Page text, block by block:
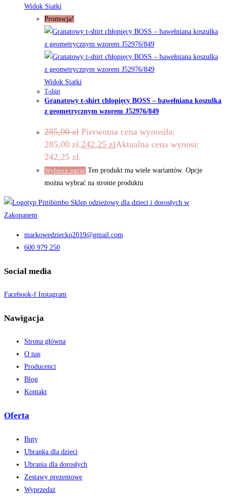
Widok Siatki
Promocja!
Widok Siatki
T-shirt
Granatowy t-shirt chłopięcy BOSS – bawełniana koszulka
z geometrycznym wzorem J52976/849
285,00zł Pierwotna cena wynosiła:
285,00 zł.242,25 złAktualna cena wynosi:
242,25 zł.
Wybierz opcje Ten produkt ma wiele wariantów. Opcje
można wybrać na stronie produktu
markowedziecko2019@gmail.com
600 979 250
Social media
Facebook-f Instagram
Nawigacja
Strona główna
O nas
Producenci
Blog
Kontakt
Oferta
Buty
Ubranka dla dzieci
Ubrania dla dorosłych
Zestawy prezentowe
Wyprzedaż